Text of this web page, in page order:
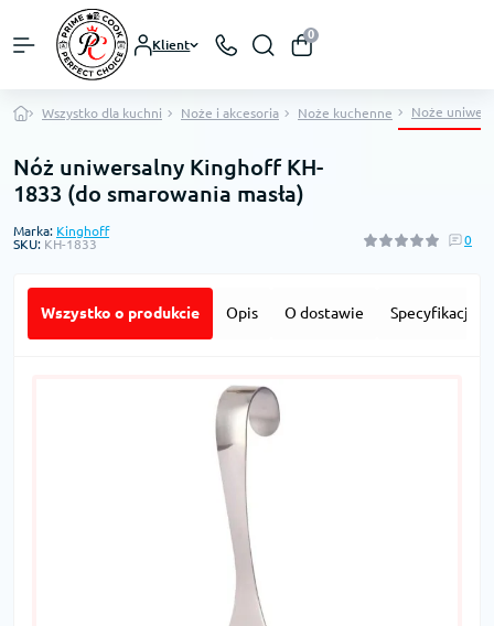
Klient
0
Wszystko dla kuchni Noże i akcesoria Noże kuchenne Noże
Nóż uniwersalny Kinghoff KH-
1833 (do smarowania masła)
Marka: Kinghoff
SKU: KH-1833 0
Wszystko o produkcie Opis O dostawie Specyfikacja